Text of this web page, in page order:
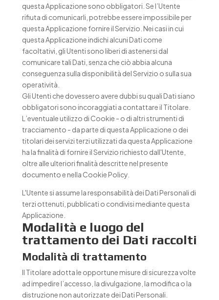
questa Applicazione sono obbligatori. Se l’Utente
rifiuta di comunicarli, potrebbe essere impossibile per
questa Applicazione fornire il Servizio. Nei casi in cui
questa Applicazione indichi alcuni Dati come
facoltativi, gli Utenti sono liberi di astenersi dal
comunicare tali Dati, senza che ciò abbia alcuna
conseguenza sulla disponibilità del Servizio o sulla sua
operatività.
Gli Utenti che dovessero avere dubbi su quali Dati siano
obbligatori sono incoraggiati a contattare il Titolare.
L’eventuale utilizzo di Cookie - o di altri strumenti di
tracciamento - da parte di questa Applicazione o dei
titolari dei servizi terzi utilizzati da questa Applicazione
ha la finalità di fornire il Servizio richiesto dall'Utente,
oltre alle ulteriori finalità descritte nel presente
documento e nella Cookie Policy.
L'Utente si assume la responsabilità dei Dati Personali di
terzi ottenuti, pubblicati o condivisi mediante questa
Applicazione.
Modalità e luogo del
trattamento dei Dati raccolti
Modalità di trattamento
Il Titolare adotta le opportune misure di sicurezza volte
ad impedire l’accesso, la divulgazione, la modifica o la
distruzione non autorizzate dei Dati Personali.